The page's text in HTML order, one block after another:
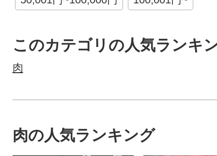
このカテゴリの人気ランキ
肉
肉の人気ランキング